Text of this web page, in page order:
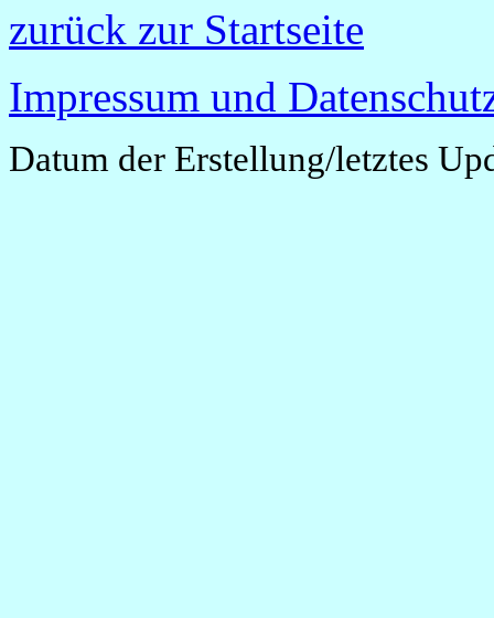
zurück zur Startseite
Impressum und
Datum der Erstellung/letztes